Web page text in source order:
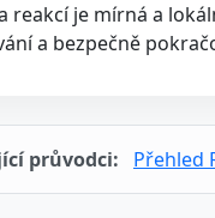
reakcí je mírná a
a bezpečně
průvodci: Přehled